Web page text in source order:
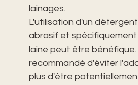
lainages.
L'utilisation d'un
abrasif et spécifiquement
laine peut être bénéfique.
recommandé d'éviter
plus d'être